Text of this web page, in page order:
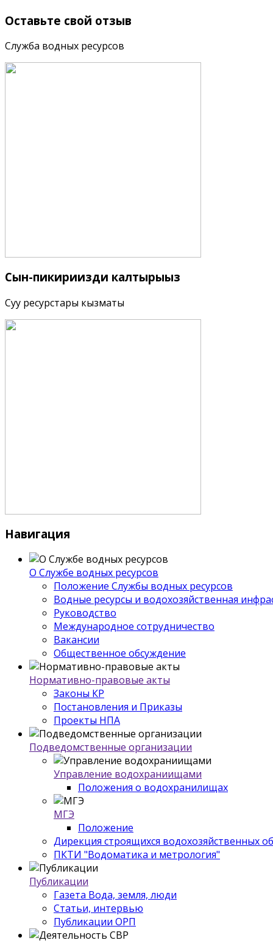
Оставьте свой отзыв
Служба водных ресурсов
Сын-пикириңизди калтырыңыз
Суу ресурстары кызматы
Навигация
О Службе водных ресурсов
Положение Службы водных ресурсов
Водные ресурсы и водохозяйственная
Руководство
Международное сотрудничество
Вакансии
Общественное обсуждение
Нормативно-правовые акты
Законы КР
Постановления и Приказы
Проекты НПА
Подведомственные организации
Управление водохраниищами
Положения о водохранилищах
МГЭ
Положение
Дирекция строящихся водохозяйственных
ПКТИ "Водоматика и метрология"
Публикации
Газета Вода, земля, люди
Статьи, интервью
Публикации ОРП